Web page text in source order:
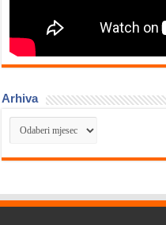
Arhiva
Arhiva